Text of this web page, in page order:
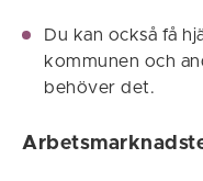
Du kan också få
kommunen och
behöver det.